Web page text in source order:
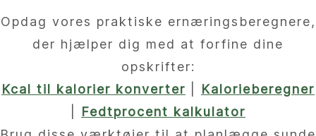
Opdag vores praktiske ernæringsberegnere,
der hjælper dig med at forfine dine
opskrifter:
Kcal til kalorier konverter
Kalorieberegner
Fedtprocent kalkulator